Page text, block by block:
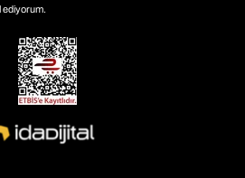
ediyorum.